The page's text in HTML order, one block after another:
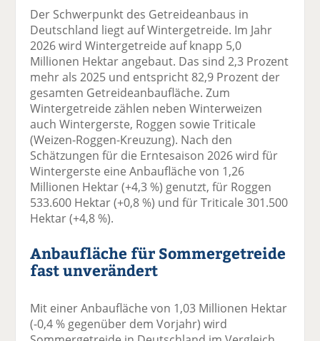
Der Schwerpunkt des Getreideanbaus in
Deutschland liegt auf Wintergetreide. Im Jahr
2026 wird Wintergetreide auf knapp 5,0
Millionen Hektar angebaut. Das sind 2,3 Prozent
mehr als 2025 und entspricht 82,9 Prozent der
gesamten Getreideanbaufläche. Zum
Wintergetreide zählen neben Winterweizen
auch Wintergerste, Roggen sowie Triticale
(Weizen-Roggen-Kreuzung). Nach den
Schätzungen für die Erntesaison 2026 wird für
Wintergerste eine Anbaufläche von 1,26
Millionen Hektar (+4,3 %) genutzt, für Roggen
533.600 Hektar (+0,8 %) und für Triticale 301.500
Hektar (+4,8 %).
Anbaufläche für Sommergetreide
fast unverändert
Mit einer Anbaufläche von 1,03 Millionen Hektar
(-0,4 % gegenüber dem Vorjahr) wird